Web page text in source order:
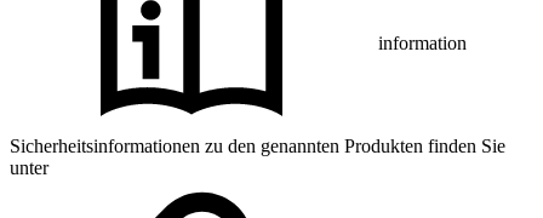
information
Sicherheitsinformationen zu den genannten Produkten finden Sie
unter